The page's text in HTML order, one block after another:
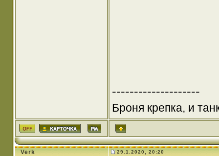
--------------------
Броня крепка, и
Verk 29.1.2020, 20:20